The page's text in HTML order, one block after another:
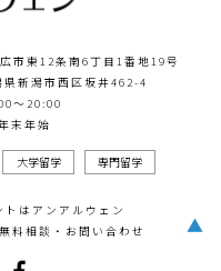
市東12条南6丁目1番地19号
新潟市西区坂井462-4
～20:00
末年始
大学留学 専門留学
はアンアルウェン
無料相談・お問い合わせ ▲